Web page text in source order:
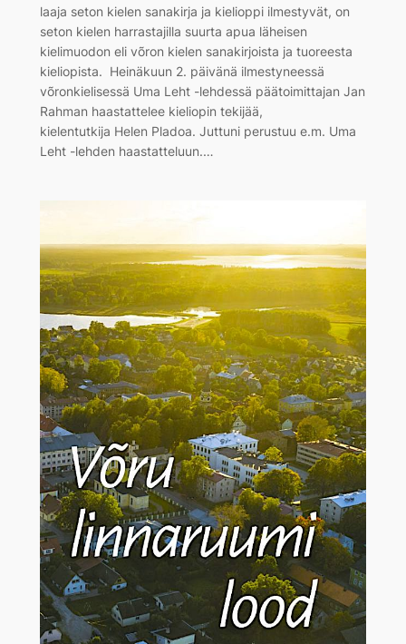
laaja seton kielen sanakirja ja kielioppi ilmestyvät, on
seton kielen harrastajilla suurta apua läheisen
kielimuodon eli võron kielen sanakirjoista ja tuoreesta
kieliopista. Heinäkuun 2. päivänä ilmestyneessä
võronkielisessä Uma Leht -lehdessä päätoimittajan Jan
Rahman haastattelee kieliopin tekijää,
kielentutkija Helen Pladoa. Juttuni perustuu e.m. Uma
Leht -lehden haastatteluun.…